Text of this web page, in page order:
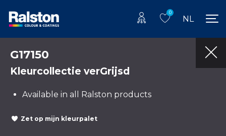
0
NL
G17150
Kleurcollectie verGrijsd
Available in all Ralston products
Zet op mijn kleurpalet